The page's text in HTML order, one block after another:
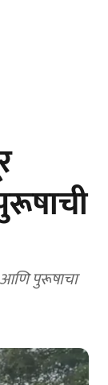
पुरूषाचा